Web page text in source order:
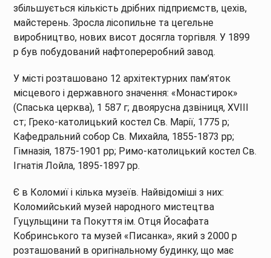
збільшується кількість дрібних підприємств, цехів,
майстерень. Зросла лісопильне та цегельне
виробництво, нових висот досягла торгівля. У 1899
р був побудований нафтопереробний завод.
У місті розташовано 12 архітектурних пам’яток
місцевого і державного значення: «Монастирок»
(Спаська церква), 1 587 г; двоярусна дзвіниця, XVIII
ст; Греко-католицький костел Св. Марії, 1775 р;
Кафедральний собор Св. Михайла, 1855-1873 рр;
Гімназія, 1875-1901 рр; Римо-католицький костел Св.
Ігнатія Лойла, 1895-1897 рр.
Є в Коломиї і кілька музеїв. Найвідоміші з них:
Коломийський музей народного мистецтва
Гуцульщини та Покуття ім. Отця Йосафата
Кобринського та музей «Писанка», який з 2000 р
розташований в оригінальному будинку, що має